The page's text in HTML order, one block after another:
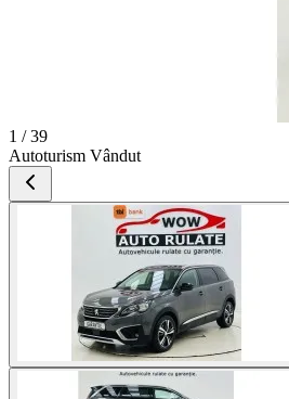
1 / 39
Autoturism Vândut